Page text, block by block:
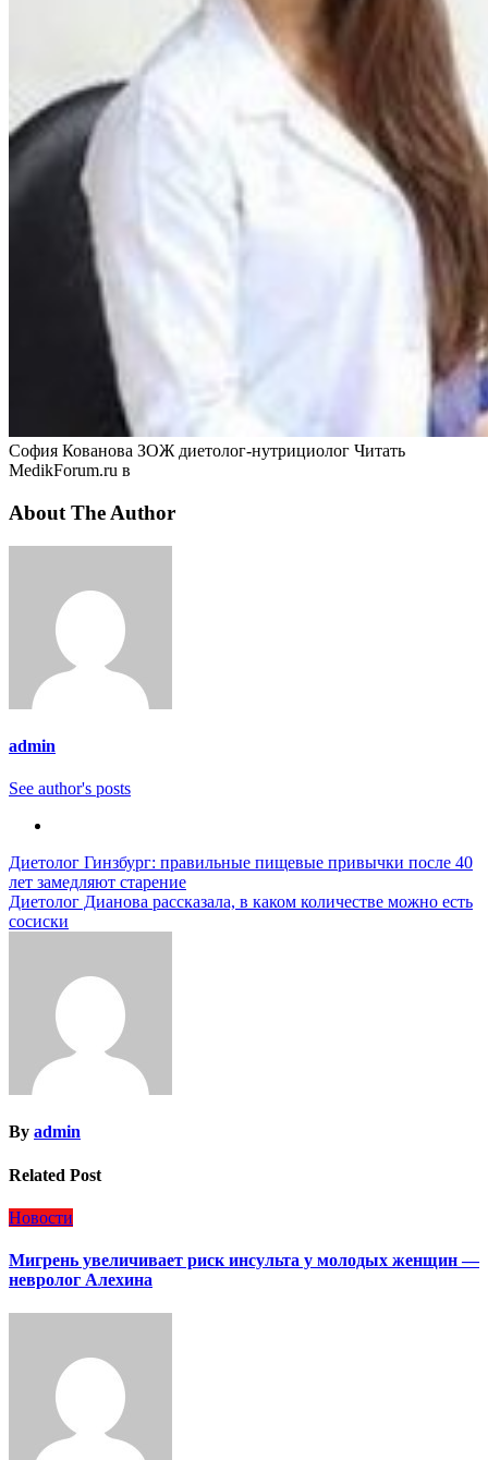
София Кованова ЗОЖ диетолог-нутрициолог Читать
MedikForum.ru в
About The Author
admin
See author's posts
Навигация
по
записям
Диетолог Гинзбург: правильные пищевые привычки после 40
лет замедляют старение
Диетолог Дианова рассказала, в каком количестве можно есть
сосиски
By admin
Related Post
Новости
Мигрень увеличивает риск инсульта у молодых женщин —
невролог Алехина